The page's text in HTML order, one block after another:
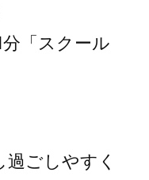
「スクール
ごしやすく